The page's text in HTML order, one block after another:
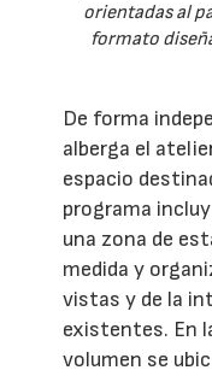
orientadas al
formato
De forma
alberga el
espacio
programa
una zona de
medida y
vistas y de la
existentes. En
volumen se